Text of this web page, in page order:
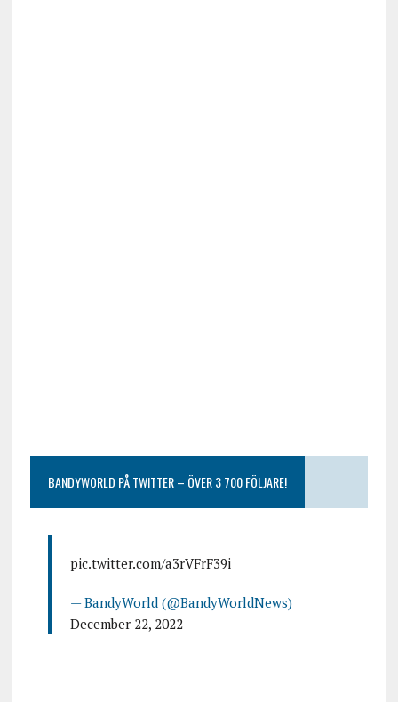
BANDYWORLD PÅ TWITTER – ÖVER 3 700 FÖLJARE!
pic.twitter.com/a3rVFrF39i
— BandyWorld (@BandyWorldNews)
December 22, 2022